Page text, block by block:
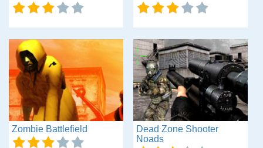
Zombie Battlefield
Dead Zone Shooter
Noads